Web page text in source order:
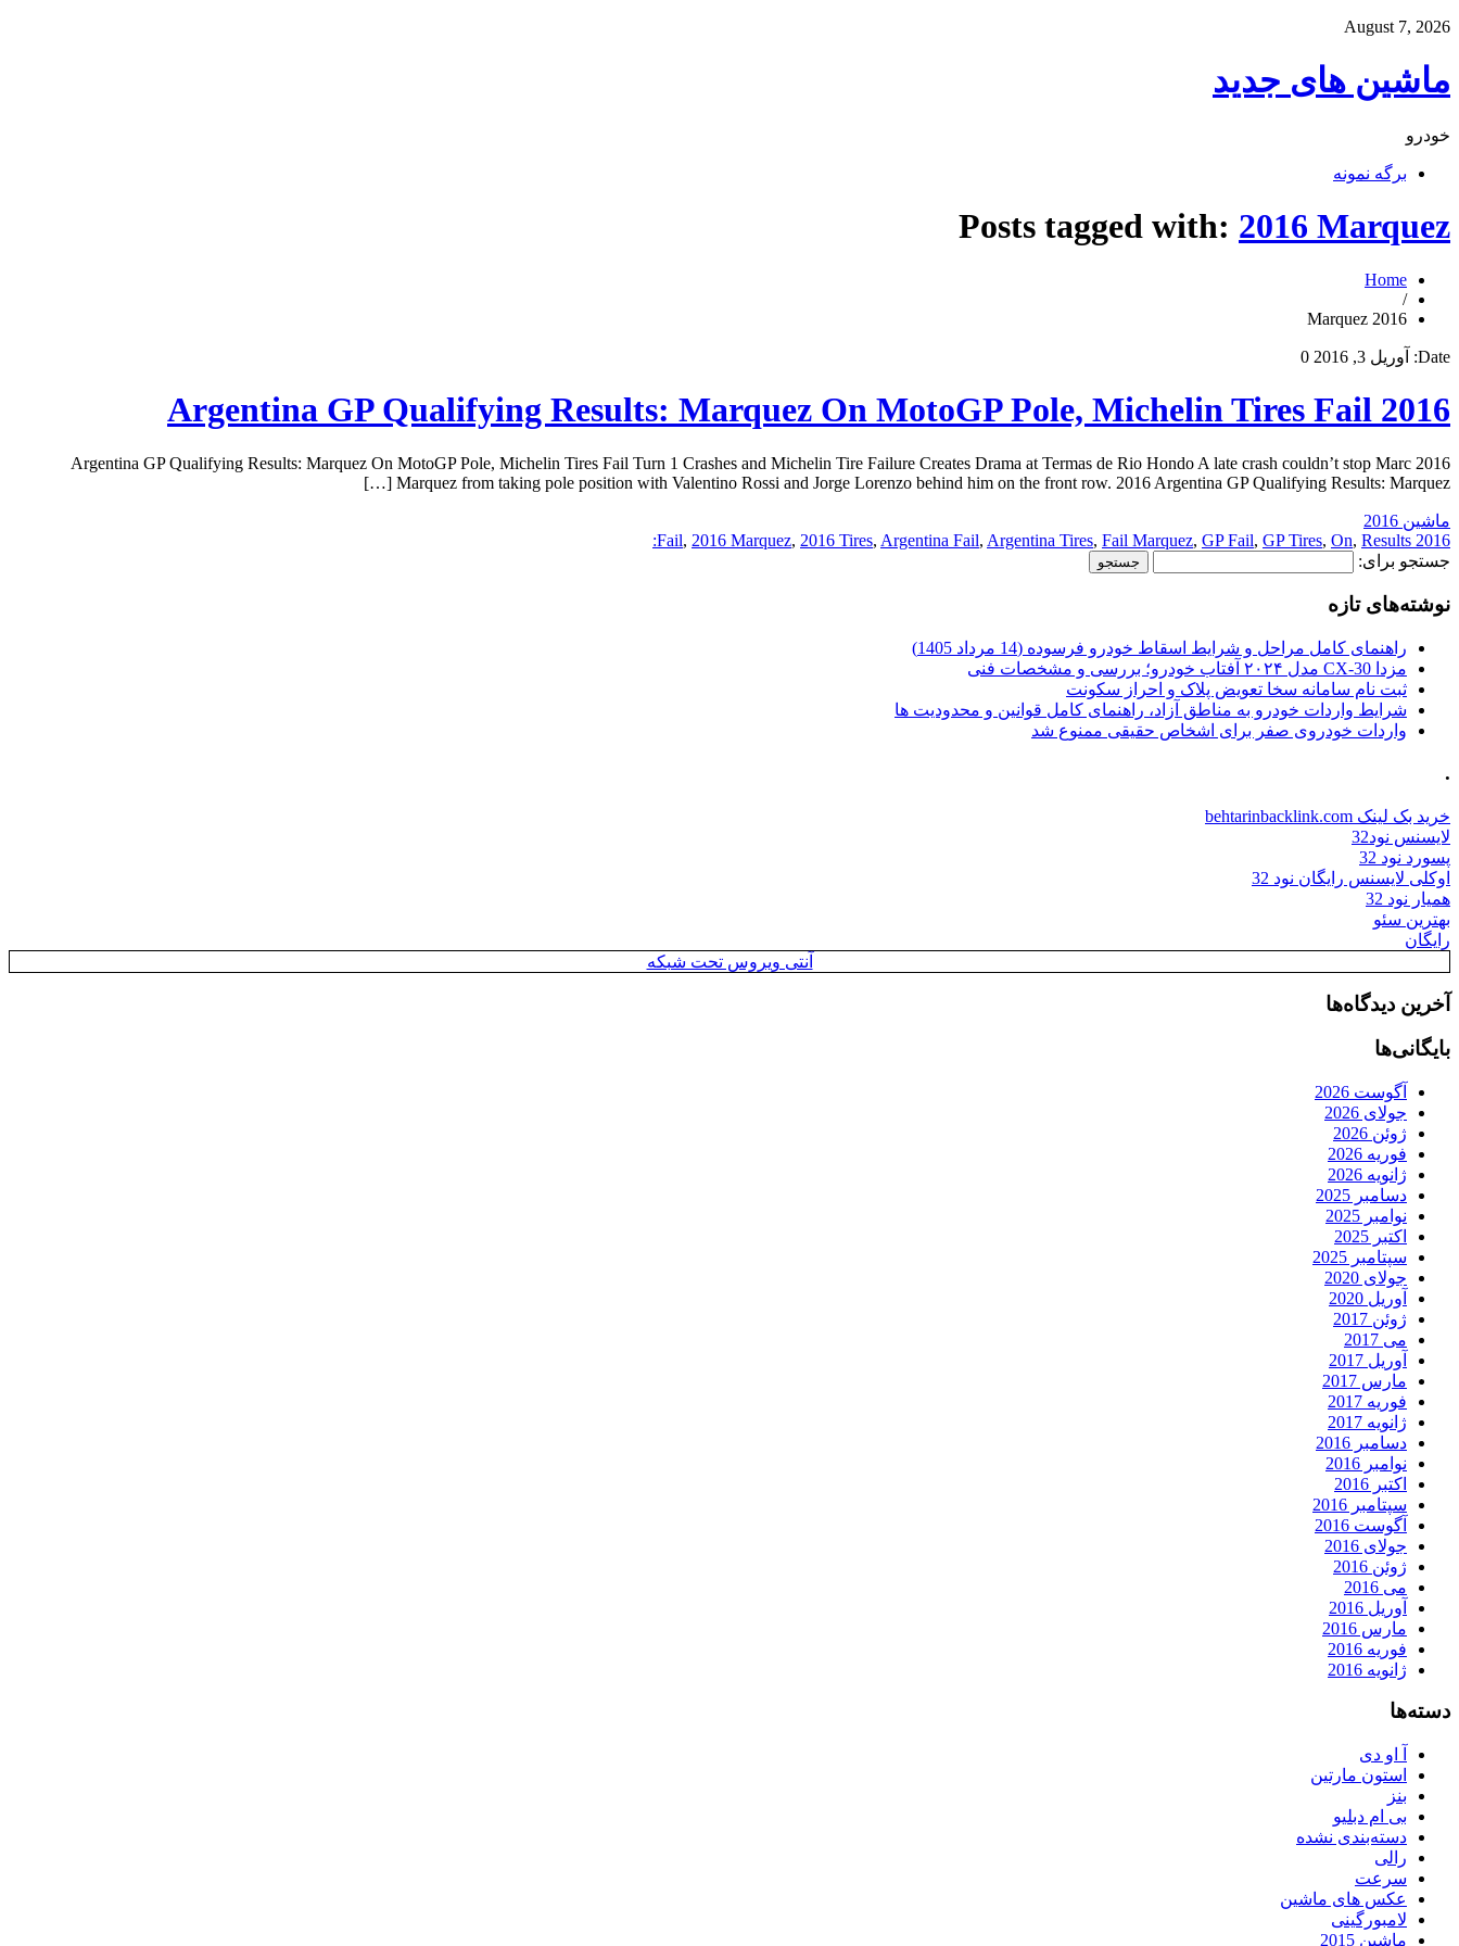
August 7, 2026
ماشین های جدید
خودرو
برگه نمونه
Posts tagged with: 2016 Marquez
Home
/
2016 Marquez
Date: آوریل 3, 2016 0
2016 Argentina GP Qualifying Results: Marquez On MotoGP Pole, Michelin Tires Fail
2016 Argentina GP Qualifying Results: Marquez On MotoGP Pole, Michelin Tires Fail Turn 1 Crashes and Michelin Tire Failure Creates Drama at Termas de Rio Hondo A late crash couldn’t stop Marc
Marquez from taking pole position with Valentino Rossi and Jorge Lorenzo behind him on the front row. 2016 Argentina GP Qualifying Results: Marquez […]
ماشین 2016
2016 Fail
, 2016 Marquez, 2016 Tires, Argentina Fail, Argentina Tires, Fail Marquez, GP Fail, GP Tires, On, Results:
جستجو برای:
نوشته‌های تازه
راهنمای کامل مراحل و شرایط اسقاط خودرو فرسوده (14 مرداد 1405)
مزدا CX-30 مدل ۲۰۲۴ آفتاب خودرو؛ بررسی و مشخصات فنی
ثبت نام سامانه سخا تعویض پلاک و احراز سکونت
شرایط واردات خودرو به مناطق آزاد، راهنمای کامل قوانین و محدودیت ها
واردات خودروی صفر برای اشخاص حقیقی ممنوع شد
.
خرید بک لینک behtarinbacklink.com
لایسنس نود32
پسورد نود 32
اوکلی لایسنس رایگان نود 32
همیار نود 32
بهترین سئو
رایگان
آنتی ویروس تحت شبکه
آخرین دیدگاه‌ها
بایگانی‌ها
آگوست 2026
جولای 2026
ژوئن 2026
فوریه 2026
ژانویه 2026
دسامبر 2025
نوامبر 2025
اکتبر 2025
سپتامبر 2025
جولای 2020
آوریل 2020
ژوئن 2017
می 2017
آوریل 2017
مارس 2017
فوریه 2017
ژانویه 2017
دسامبر 2016
نوامبر 2016
اکتبر 2016
سپتامبر 2016
آگوست 2016
جولای 2016
ژوئن 2016
می 2016
آوریل 2016
مارس 2016
فوریه 2016
ژانویه 2016
دسته‌ها
آ او دی
استون مارتین
بنز
بی ام دبلیو
دسته‌بندی نشده
رالی
سرعت
عکس های ماشین
لامبورگینی
ماشین 2015